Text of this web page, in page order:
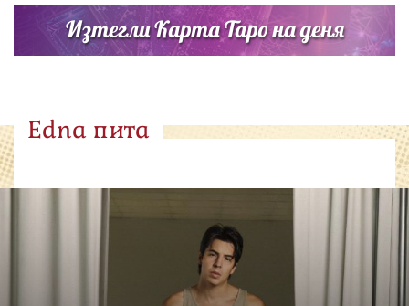
Изтегли Карта Таро на деня
Edna пита